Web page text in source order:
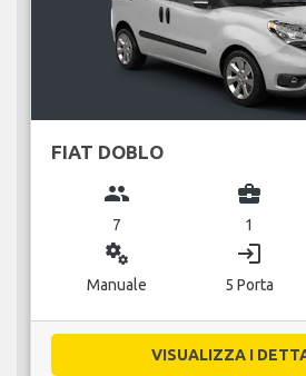
FIAT DOBLO
group
7
business_center
1
miscellaneous_services
Manuale
login
5 Porta
VISUALIZZA I